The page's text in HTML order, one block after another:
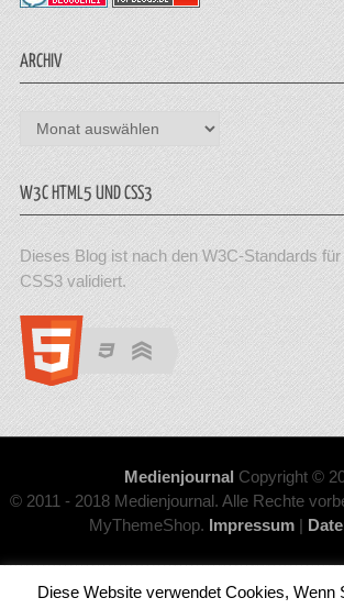
ARCHIV
Archiv
W3C HTML5 UND CSS3
Dieses Blog ist nach den W3C-Standards
CSS3 validiert.
Medienjournal Copyright ©
© 2011 - 2018 Medienjournal. Alle Rechte
MyThemeShop. Impressum|
Diese Website verwendet Cookies, Wenn